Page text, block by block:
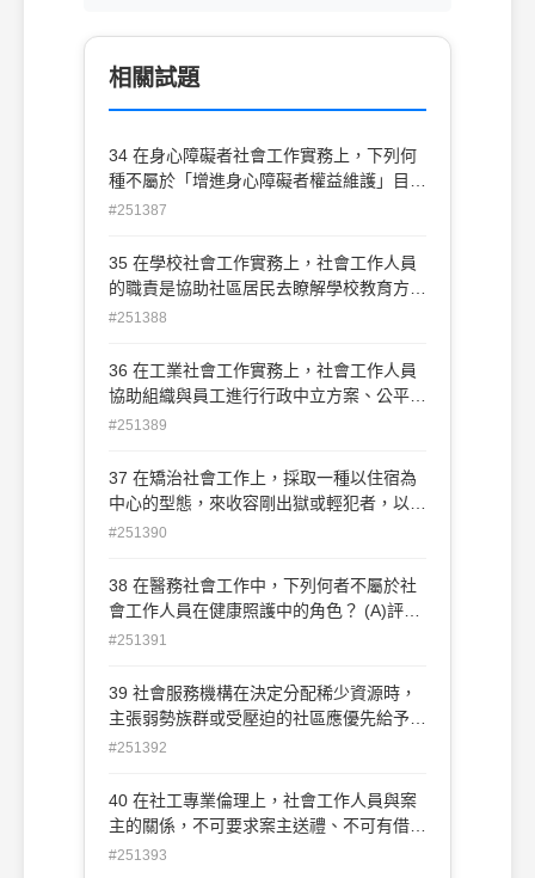
相關試題
34 在身心障礙者社會工作實務上，下列何
種不屬於「增進身心障礙者權益維護」目標
的福利措施？ (A)訂定身心障礙者受輔助宣
(B)強化身心障礙者區域性醫療復健服務網
絡及轉介服務機制 (C)發展身心障礙人權保
信託
#251387
35 在學校社會工作實務上，社會工作人員
的職責是協助社區居民去瞭解學校教育方
案，改變那些不能滿足學生需要的社區情
模式(B)學校變遷模式(C)社會互動模式(D)
社區學校模式
#251388
36 在工業社會工作實務上，社會工作人員
協助組織與員工進行行政中立方案、公平政
策發展方案，以及預防工作歧視方案等肯定
(A)人力資源方案(B)諮商方案(C)社會及社
群變遷方案(D)多重服務方案
#251389
37 在矯治社會工作上，採取一種以住宿為
中心的型態，來收容剛出獄或輕犯者，以擔
任機構處遇與社區生活的中途轉換站，並透
於何種社區處遇方式？ (A)寄養家庭
（foster home） (B)中途之家（halfway
#251390
38 在醫務社會工作中，下列何者不屬於社
會工作人員在健康照護中的角色？ (A)評估
病患心理和環境的優缺點 (B)在服務輸送上
技術，能被善加利用 (C)協助家屬合作參與
治療，並協助病患善用醫療服務 (D)疾病診
#251391
39 社會服務機構在決定分配稀少資源時，
主張弱勢族群或受壓迫的社區應優先給予資
源或服務的提供。請問這是採取何種分配正
（need） (C)補償（compensation） (D)
貢獻的多寡（contribution）
#251392
40 在社工專業倫理上，社會工作人員與案
主的關係，不可要求案主送禮、不可有借貸
關係、不可發生性關係等，這是遵從何種社
#251393